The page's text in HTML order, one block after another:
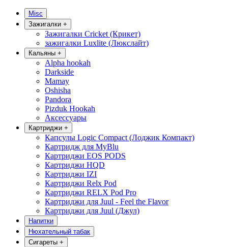
Misc
Зажигалки +
Зажигалки Cricket (Крикет)
зажигалки Luxlite (Люкслайт)
Кальяны +
Alpha hookah
Darkside
Mamay
Oshisha
Pandora
Pizduk Hookah
Аксессуары
Картриджи +
Капсулы Logic Compact (Лоджик Компакт)
Картридж для MyBlu
Картриджи EOS PODS
Картриджи HQD
Картриджи IZI
Картриджи Relx Pod
Картриджи RELX Pod Pro
Картриджи для Juul - Feel the Flavor
Картриджи для Juul (Джул)
Напитки
Нюхательный табак
Сигареты +